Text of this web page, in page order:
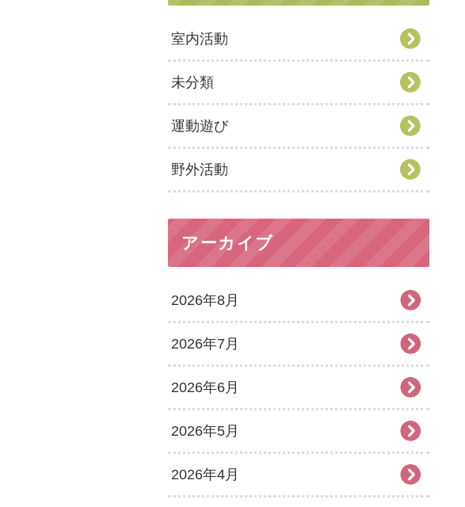
室内活動
未分類
運動遊び
野外活動
アーカイブ
2026年8月
2026年7月
2026年6月
2026年5月
2026年4月